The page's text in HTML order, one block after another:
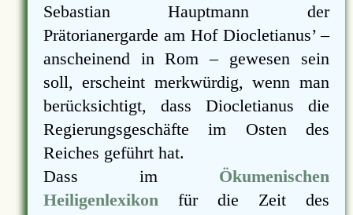
Sebastian Hauptmann der
Prätorianergarde am Hof Diocletianus’ –
anscheinend in Rom – gewesen sein
soll, erscheint merkwürdig, wenn man
berücksichtigt, dass Diocletianus die
Regierungsgeschäfte im Osten des
Reiches geführt hat.
Dass im Ökumenischen
Heiligenlexikon für die Zeit des